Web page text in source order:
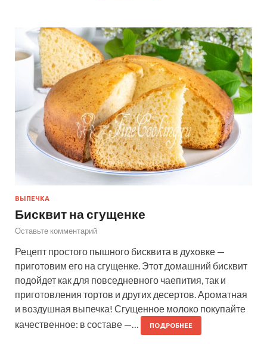
ВЫПЕЧКА
Бисквит на сгущенке
Оставьте комментарий
Рецепт простого пышного бисквита в духовке —
приготовим его на сгущенке. Этот домашний бисквит
подойдет как для повседневного чаепития, так и
приготовления тортов и других десертов. Ароматная
и воздушная выпечка! Сгущенное молоко покупайте
качественное: в составе —…
ПОДРОБНЕЕ